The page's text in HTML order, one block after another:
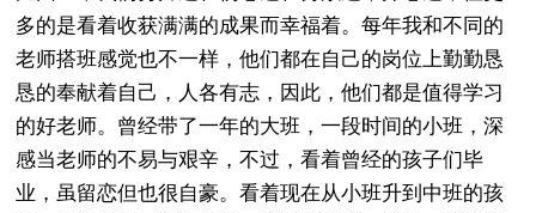
多的是看着收获满满的成果而幸福着。每年我和不同的
老师搭班感觉也不一样，他们都在自己的岗位上勤勤恳
恳的奉献着自己，人各有志，因此，他们都是值得学习
的好老师。曾经带了一年的大班，一段时间的小班，深
感当老师的不易与艰辛，不过，看着曾经的孩子们毕
业，虽留恋但也很自豪。看着现在从小班升到中班的孩